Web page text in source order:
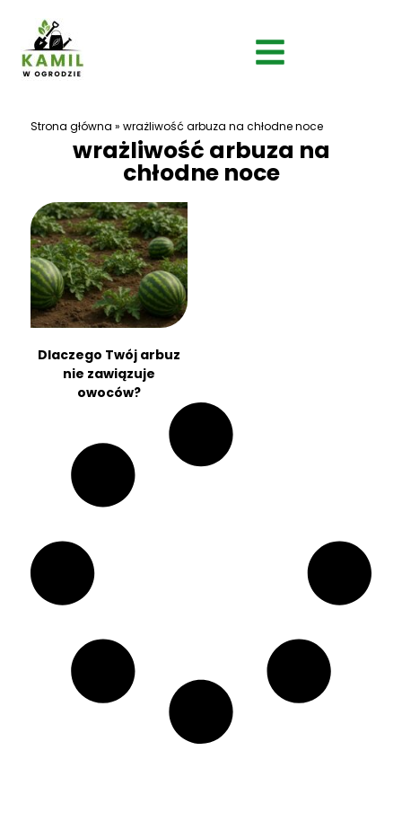
Strona główna » wrażliwość arbuza na chłodne noce
wrażliwość arbuza na
chłodne noce
Dlaczego Twój arbuz
nie zawiązuje
owoców?